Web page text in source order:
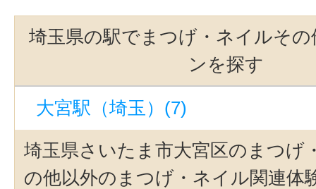
埼玉県の駅でまつげ・ネイルそ
ンを探す
大宮駅（埼玉）(7)
埼玉県さいたま市大宮区のまつげ
の他以外のまつげ・ネイル関連体